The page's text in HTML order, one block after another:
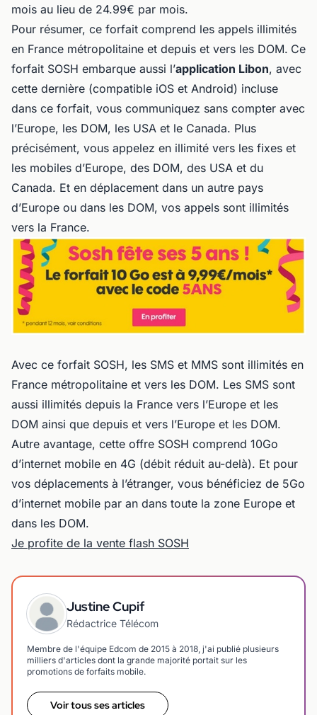
mois au lieu de 24.99€ par mois.
Pour résumer, ce forfait comprend les appels illimités
en France métropolitaine et depuis et vers les DOM. Ce
forfait SOSH embarque aussi l’application Libon, avec
cette dernière (compatible iOS et Android) incluse
dans ce forfait, vous communiquez sans compter avec
l’Europe, les DOM, les USA et le Canada. Plus
précisément, vous appelez en illimité vers les fixes et
les mobiles d’Europe, des DOM, des USA et du
Canada. Et en déplacement dans un autre pays
d’Europe ou dans les DOM, vos appels sont illimités
vers la France.
Avec ce forfait SOSH, les SMS et MMS sont illimités en
France métropolitaine et vers les DOM. Les SMS sont
aussi illimités depuis la France vers l’Europe et les
DOM ainsi que depuis et vers l’Europe et les DOM.
Autre avantage, cette offre SOSH comprend 10Go
d’internet mobile en 4G (débit réduit au-delà). Et pour
vos déplacements à l’étranger, vous bénéficiez de 5Go
d’internet mobile par an dans toute la zone Europe et
dans les DOM.
Je profite de la vente flash SOSH
Justine Cupif
Rédactrice Télécom
Membre de l'équipe Edcom de 2015 à 2018, j'ai publié plusieurs
milliers d'articles dont la grande majorité portait sur les
promotions de forfaits mobile.
Voir tous ses articles